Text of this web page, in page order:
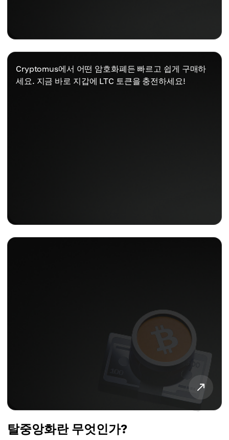
Cryptomus에서 어떤 암호화폐든 빠르고 쉽게 구매하
세요. 지금 바로 지갑에 LTC 토큰을 충전하세요!
탈중앙화란 무엇인가?